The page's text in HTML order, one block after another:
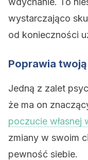
wystarczająco
od konieczności
Poprawia
Jedną z zalet
że ma on
poczucie własnej
zmiany w swoim
pewność siebie.